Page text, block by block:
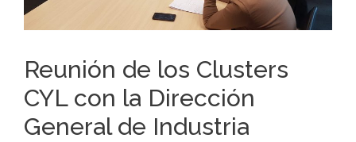
Reunión de los Clusters
CYL con la Dirección
General de Industria